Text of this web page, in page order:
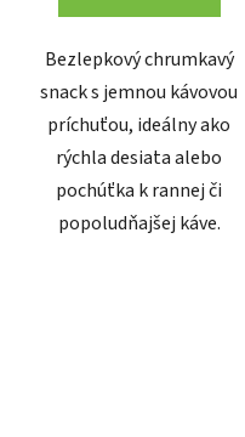
Bezlepkový chrumkavý
snack s jemnou kávovou
príchuťou, ideálny ako
rýchla desiata alebo
pochúťka k rannej či
popoludňajšej káve.